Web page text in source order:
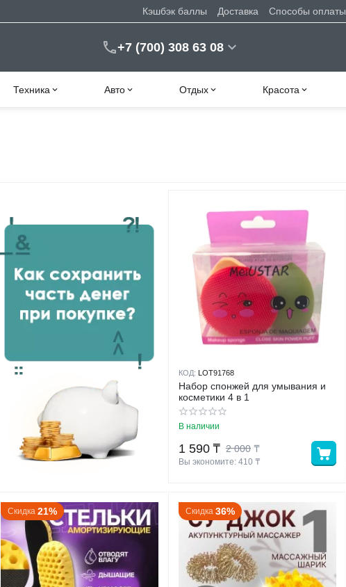
Кэшбэк баллы Доставка Способы оплаты
+7 (700) 308 63 08
Техника Авто Отдых Красота
КОД: LOT91768
Набор спонжей для умывания и
косметики 4 в 1
В наличии
2 000 ₸
1 590 ₸
Вы экономите: 410 ₸
Скидка 21% Скидка 36%